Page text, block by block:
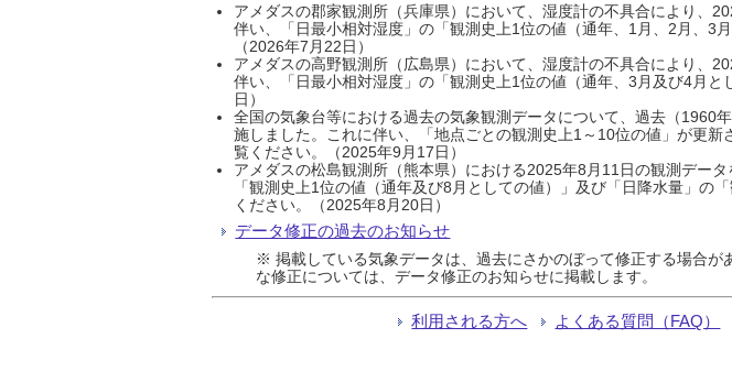
アメダスの郡家観測所（兵庫県）において、湿度計の不具合により、
伴い、「日最小相対湿度」の「観測史上1位の値（通年、1月、2月、3
（2026年7月22日）
アメダスの高野観測所（広島県）において、湿度計の不具合により、
伴い、「日最小相対湿度」の「観測史上1位の値（通年、3月及び4月
日）
全国の気象台等における過去の気象観測データについて、過去（1960
施しました。これに伴い、「地点ごとの観測史上1～10位の値」が更新
覧ください。（2025年9月17日）
アメダスの松島観測所（熊本県）における2025年8月11日の観測デー
「観測史上1位の値（通年及び8月としての値）」及び「日降水量」
ください。（2025年8月20日）
データ修正の過去のお知らせ
※ 掲載している気象データは、過去にさかのぼって修正する場合
な修正については、データ修正のお知らせに掲載します。
利用される方へ よくある質問（FAQ）